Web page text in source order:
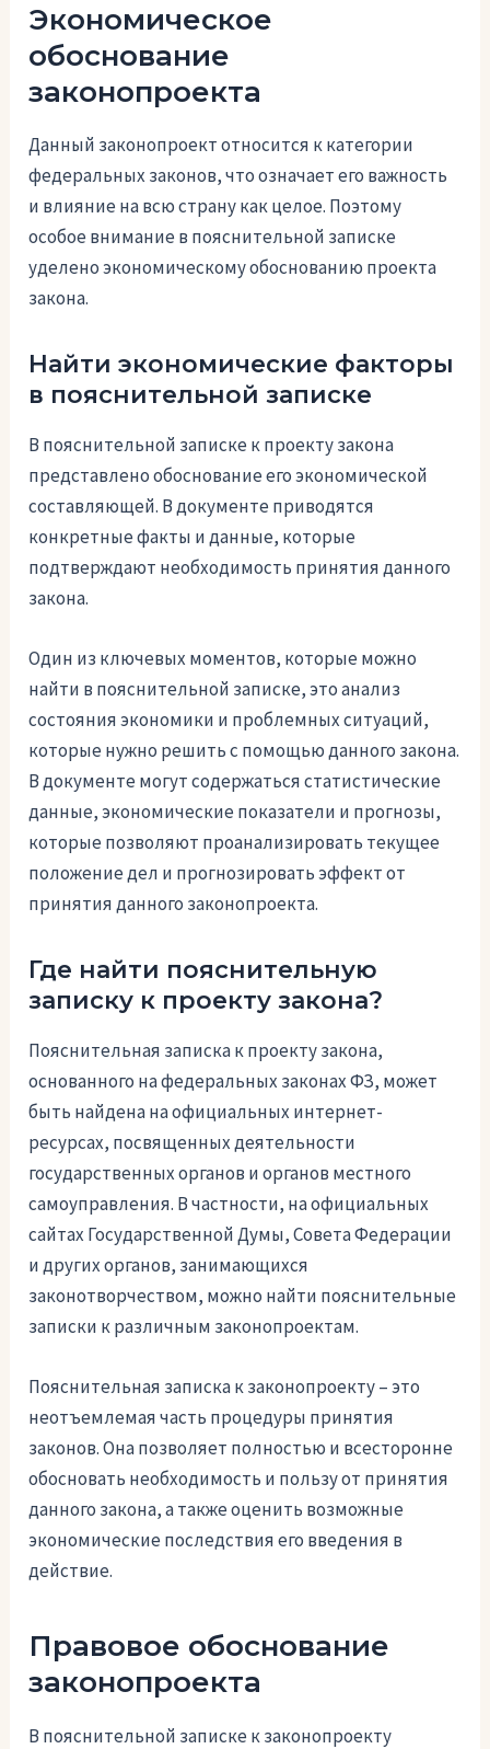
Экономическое
обоснование
законопроекта
Данный законопроект относится к категории
федеральных законов, что означает его важность
и влияние на всю страну как целое. Поэтому
особое внимание в пояснительной записке
уделено экономическому обоснованию проекта
закона.
Найти экономические факторы
в пояснительной записке
В пояснительной записке к проекту закона
представлено обоснование его экономической
составляющей. В документе приводятся
конкретные факты и данные, которые
подтверждают необходимость принятия данного
закона.
Один из ключевых моментов, которые можно
найти в пояснительной записке, это анализ
состояния экономики и проблемных ситуаций,
которые нужно решить с помощью данного закона.
В документе могут содержаться статистические
данные, экономические показатели и прогнозы,
которые позволяют проанализировать текущее
положение дел и прогнозировать эффект от
принятия данного законопроекта.
Где найти пояснительную
записку к проекту закона?
Пояснительная записка к проекту закона,
основанного на федеральных законах ФЗ, может
быть найдена на официальных интернет-
ресурсах, посвященных деятельности
государственных органов и органов местного
самоуправления. В частности, на официальных
сайтах Государственной Думы, Совета Федерации
и других органов, занимающихся
законотворчеством, можно найти пояснительные
записки к различным законопроектам.
Пояснительная записка к законопроекту – это
неотъемлемая часть процедуры принятия
законов. Она позволяет полностью и всесторонне
обосновать необходимость и пользу от принятия
данного закона, а также оценить возможные
экономические последствия его введения в
действие.
Правовое обоснование
законопроекта
В пояснительной записке к законопроекту